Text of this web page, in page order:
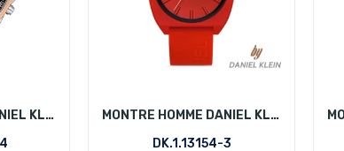
MONTRE HOMME DANIEL KLEIN DK.1.13544-4
MONTRE HOMME DANIEL KLEIN DK.1.13154-3
DK.1.13154-3